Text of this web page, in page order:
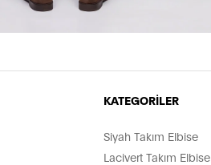
KATEGORİLER
Siyah Takım Elbise
Lacivert Takım Elbise